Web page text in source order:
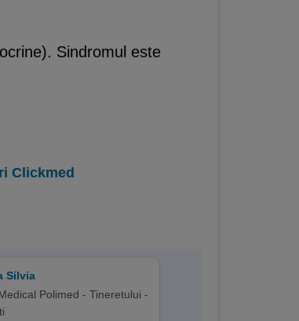
Sindromul este
Clickmed
Silvia
Polimed - Tineretului -